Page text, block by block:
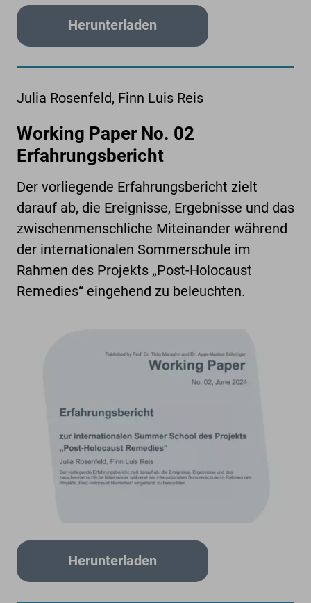
Herunterladen
Working Paper No. 02
Erfahrungsbericht
Julia Rosenfeld, Finn Luis Reis
Der vorliegende Erfahrungsbericht zielt
darauf ab, die Ereignisse, Ergebnisse und das
zwischenmenschliche Miteinander während
der internationalen Sommerschule im
Rahmen des Projekts „Post-Holocaust
Remedies“ eingehend zu beleuchten.
Herunterladen